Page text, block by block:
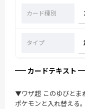
カード種別
タイプ
カードテキスト
▼ワザ超 このゆびとま
ポケモンと入れ替える